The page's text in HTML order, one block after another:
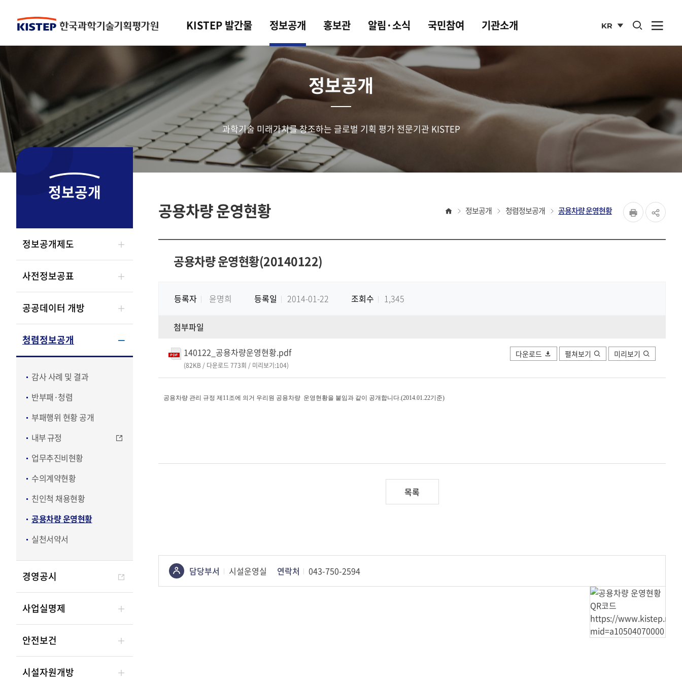
KISTEP 발간물 정보공개 홍보관 알림·소식 국민참여 기관소개
KR
사이트
통합검색 열기
사
열기
정보공개
과학기술 미래가치를 창조하는 글로벌 기획 평가 전문기관 KISTEP
정보공개
정보공개제도
사전정보공표
공공데이터 개방
청렴정보공개
감사 사례 및 결과
반부패·청렴
부패행위 현황 공개
내부 규정
업무추진비현황
수의계약현황
친인척 채용현황
공용차량 운영현황
실천서약서
경영공시
사업실명제
안전보건
시설자원개방
공용차량 운영현황 홈 정보공개 청렴정보공개 공용차량 운영현황
페이지
공용차량 운영현황(20140122)
등록자 윤명희 등록일 2014-01-22 조회수 1,345
첨부파일
140122_공용차량운영현황.pdf
(82KB / 다운로드 773회 / 미리보기:104)
다운로드 펼쳐보기 미리보기
공용차량 관리 규정 제11조에 의거 우리원 공용차량 운영현황을 붙임과 같이 공개합니다.(2014.01.22기준)
목록
콘텐츠
정보책임자
담당부서 시설운영실 연락처 043-750-2594